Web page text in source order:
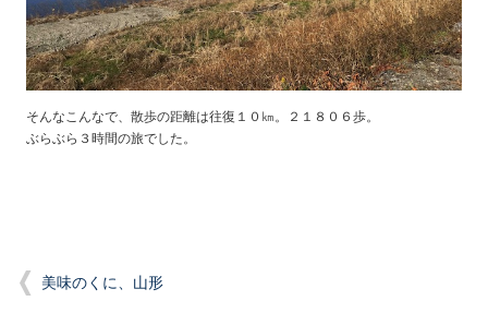
そんなこんなで、散歩の距離は往復１０㎞。２１８０６歩。
ぶらぶら３時間の旅でした。
美味のくに、山形